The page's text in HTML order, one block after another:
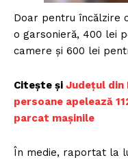
Doar pentru încălzire
o garsonieră, 400 lei
camere şi 600 lei
Citește și Județul din
persoane apelează
parcat mașinile
În medie, raportat la